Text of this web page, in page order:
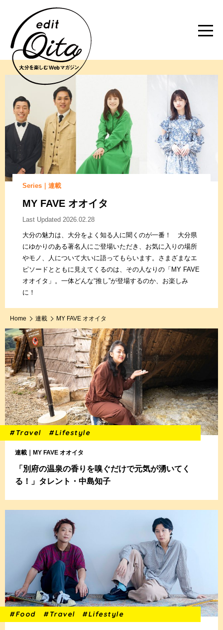
Series｜連載
MY FAVE オオイタ
Last Updated 2026.02.28
大分の魅力は、大分をよく知る人に聞くのが一番！ 大分県
にゆかりのある著名人にご登場いただき、お気に入りの場所
やモノ、人について大いに語ってもらいます。さまざまなエ
ピソードとともに見えてくるのは、その人なりの「MY FAVE
オオイタ」。一体どんな“推し”が登場するのか、お楽しみ
に！
Home 連載 MY FAVE オオイタ
#Travel #Lifestyle
連載｜MY FAVE オオイタ
「別府の温泉の香りを嗅ぐだけで元気が湧いてく
る！」タレント・中島知子
#Food #Travel #Lifestyle